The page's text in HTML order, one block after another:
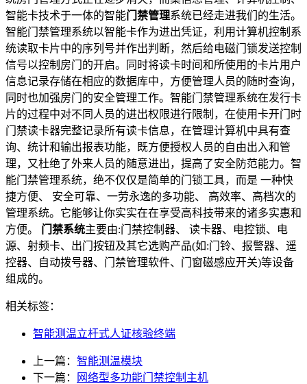
智能卡技术于一体的智能门禁管理系统已经走进我们的生活。
智能门禁管理系统以智能卡作为进出凭证，利用计算机控制系
统读取卡片中的序列号并作出判断，然后给电磁门锁发送控制
信号以控制房门的开启。同时将读卡时间和所使用的卡片用户
信息记录存储在相应的数据库中，方便管理人员的随时查询，
同时也加强房门的安全管理工作。智能门禁管理系统在发行卡
片的过程中对不同人员的进出权限进行限制，在使用卡开门时
门禁读卡器完整记录所有读卡信息，在管理计算机中具有查
询、统计和输出报表功能，既方便授权人员的自由出入和管
理，又杜绝了外来人员的随意进出，提高了安全防范能力。智
能门禁管理系统，绝不仅仅是简单的门锁工具，而是 一种快
捷方便、 安全可靠、一劳永逸的多功能、 高效率、高档次的
管理系统。它能够让你实实在在享受高科技带来的诸多实惠和
方便。 门禁系统主要由:门禁控制器、 读卡器、电控锁、电
源、射频卡、出门按钮及其它选购产品(如:门铃、报警器、遥
控器、自动拨号器、门禁管理软件、门窗磁感应开关)等设备
组成的。
相关标签：
智能测温立杆式人证核验终端
上一篇： 智能测温模块
下一篇：
网络型多功能门禁控制主机